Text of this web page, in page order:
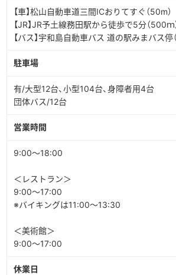
【車】松山自動車道三間ICおりてすぐ（50m）
【JR】JR予土線務田駅から徒歩で5分（500ｍ
【バス】宇和島自動車バス 道の駅みまバス停
駐車場
有/大型12台、小型104台、身障者用4台
団体バス/12台
営業時間
9:00～18:00
＜レストラン＞
9:00～17:00
※バイキングは11:00～13:30
＜美術館＞
9:00～17:00
休業日